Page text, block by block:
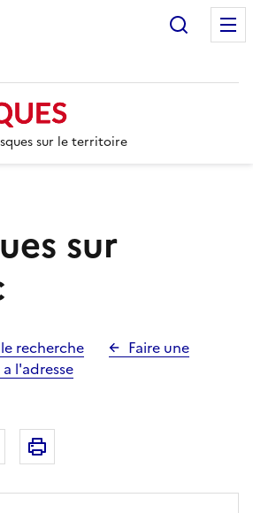
sur le territoire
sur
recherche
Faire une
l'adresse
par email
Copier dans le presse-papier